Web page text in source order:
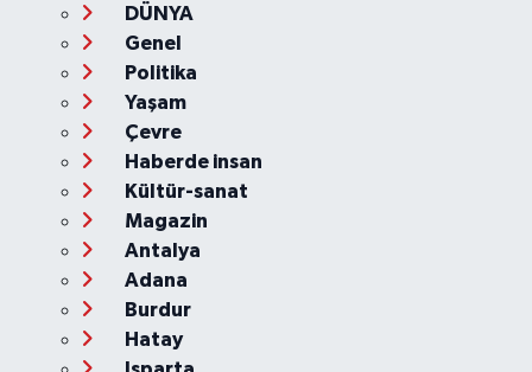
DÜNYA
Genel
Politika
Yaşam
Çevre
Haberde insan
Kültür-sanat
Magazin
Antalya
Adana
Burdur
Hatay